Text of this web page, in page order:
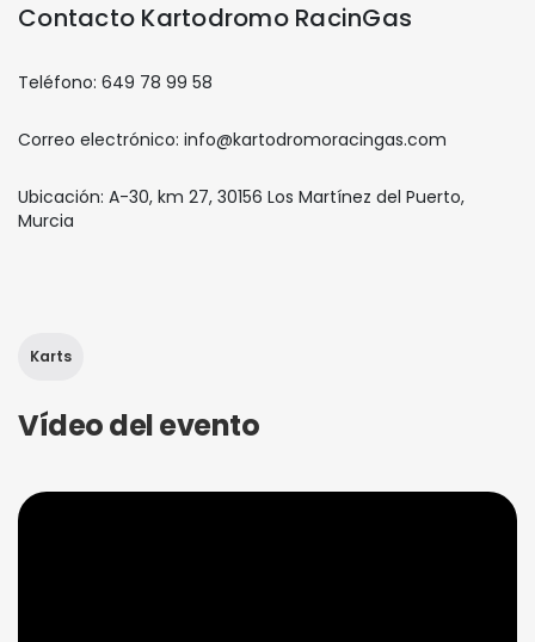
Contacto Kartodromo RacinGas
Teléfono: 649 78 99 58
Correo electrónico: info@kartodromoracingas.com
Ubicación: A-30, km 27, 30156 Los Martínez del Puerto,
Murcia
Karts
Vídeo del evento